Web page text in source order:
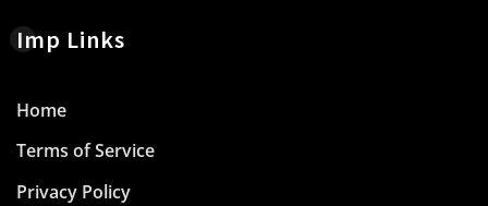
Imp Links
Home
Terms of Service
Privacy Policy